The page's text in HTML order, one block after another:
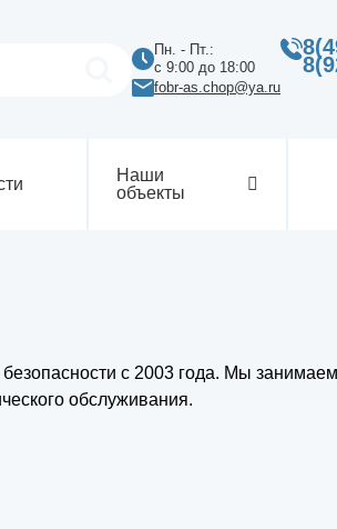
Пн. - Пт.:
с 9:00 до 18:00
fobr-as.chop@ya.ru
Наши
объекты
с 2003 года. Мы
обслуживания.